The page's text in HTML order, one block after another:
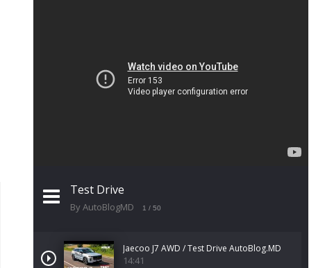
Test Drive
By AutoBlogMD 1 / 50
Jaecoo J7 AWD / Test Drive AutoBlog.MD
14:41